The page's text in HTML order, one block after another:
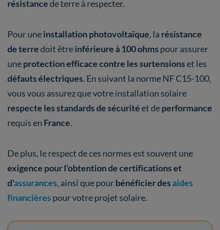
résistancede terre à respecter.
Pour uneinstallation photovoltaïque, la résistance
de terredoit êtreinférieure à 100 ohms pour assurer
uneprotection efficace contre les surtensionset les
défauts électriques. En suivant la norme NF C15-100,
vous vous assurez que votre installation solaire
respecte les standards de sécuritéet deperformance
requis en France.
De plus, le respect de ces normes est souvent une
exigence pour l'obtention de certifications et
d'assurances, ainsi que pourbénéficier desaides
financières pour votre projet solaire.